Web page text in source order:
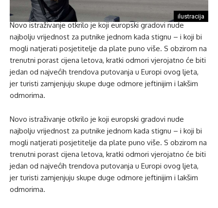
ilustracija
Novo istraživanje otkrilo je koji europski gradovi nude
najbolju vrijednost za putnike jednom kada stignu – i koji bi
mogli natjerati posjetitelje da plate puno više. S obzirom na
trenutni porast cijena letova, kratki odmori vjerojatno će biti
jedan od najvećih trendova putovanja u Europi ovog ljeta,
jer turisti zamjenjuju skupe duge odmore jeftinijim i lakšim
odmorima.
Novo istraživanje otkrilo je koji europski gradovi nude
najbolju vrijednost za putnike jednom kada stignu – i koji bi
mogli natjerati posjetitelje da plate puno više. S obzirom na
trenutni porast cijena letova, kratki odmori vjerojatno će biti
jedan od najvećih trendova putovanja u Europi ovog ljeta,
jer turisti zamjenjuju skupe duge odmore jeftinijim i lakšim
odmorima.